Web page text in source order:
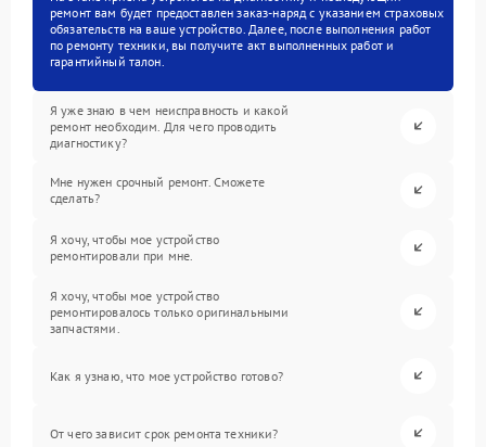
ремонт вам будет предоставлен заказ-наряд с указанием страховых
обязательств на ваше устройство. Далее, после выполнения работ
по ремонту техники, вы получите акт выполненных работ и
гарантийный талон.
Я уже знаю в чем неисправность и какой
ремонт необходим. Для чего проводить
диагностику?
Мне нужен срочный ремонт. Сможете
сделать?
Я хочу, чтобы мое устройство
ремонтировали при мне.
Я хочу, чтобы мое устройство
ремонтировалось только оригинальными
запчастями.
Как я узнаю, что мое устройство готово?
От чего зависит срок ремонта техники?